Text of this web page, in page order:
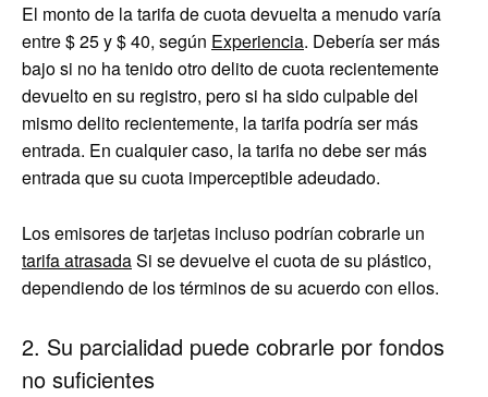
El monto de la tarifa de cuota devuelta a menudo varía
entre $ 25 y $ 40, según Experiencia. Debería ser más
bajo si no ha tenido otro delito de cuota recientemente
devuelto en su registro, pero si ha sido culpable del
mismo delito recientemente, la tarifa podría ser más
entrada. En cualquier caso, la tarifa no debe ser más
entrada que su cuota imperceptible adeudado.
Los emisores de tarjetas incluso podrían cobrarle un
tarifa atrasadaSi se devuelve el cuota de su plástico,
dependiendo de los términos de su acuerdo con ellos.
2. Su parcialidad puede cobrarle por fondos
no suficientes